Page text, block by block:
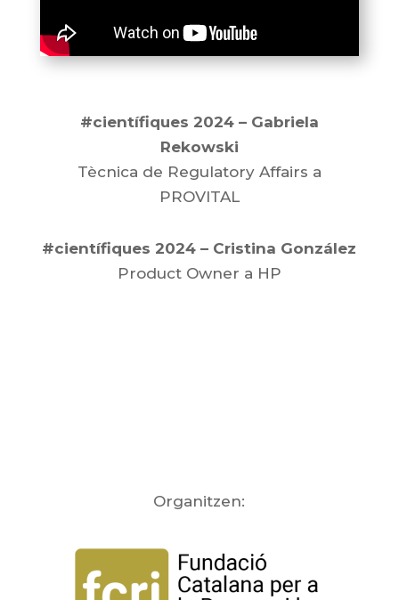
#científiques 2024 – Gabriela
Rekowski
Tècnica de Regulatory Affairs a
PROVITAL
#científiques 2024 – Cristina González
Product Owner a HP
Organitzen: